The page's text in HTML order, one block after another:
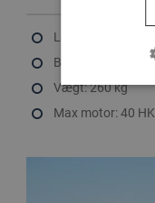
Længde: 4.27 m
Bredde: 1.86 m
Vægt: 260 kg
Max motor: 40 HK